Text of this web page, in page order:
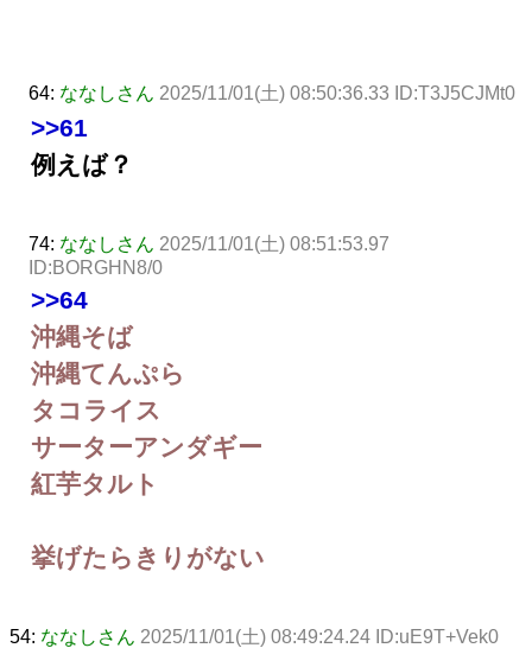
64: ななしさん 2025/11/01(土) 08:50:36.33 ID:T3J5CJMt0
>>61
例えば？
74: ななしさん 2025/11/01(土) 08:51:53.97
ID:BORGHN8/0
>>64
沖縄そば
沖縄てんぷら
タコライス
サーターアンダギー
紅芋タルト
挙げたらきりがない
54: ななしさん 2025/11/01(土) 08:49:24.24 ID:uE9T+Vek0